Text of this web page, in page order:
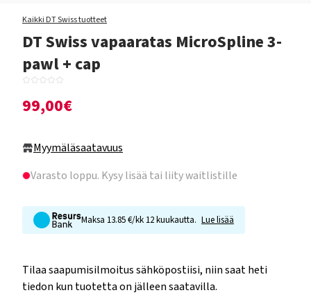
Kaikki DT Swiss tuotteet
DT Swiss vapaaratas MicroSpline 3-
pawl + cap
99,00€
Myymäläsaatavuus
Varasto loppu. Kysy lisää tai liity waitlistille
Maksa 13.85 €/kk 12 kuukautta. Lue lisää
Tilaa saapumisilmoitus sähköpostiisi, niin saat heti
tiedon kun tuotetta on jälleen saatavilla.